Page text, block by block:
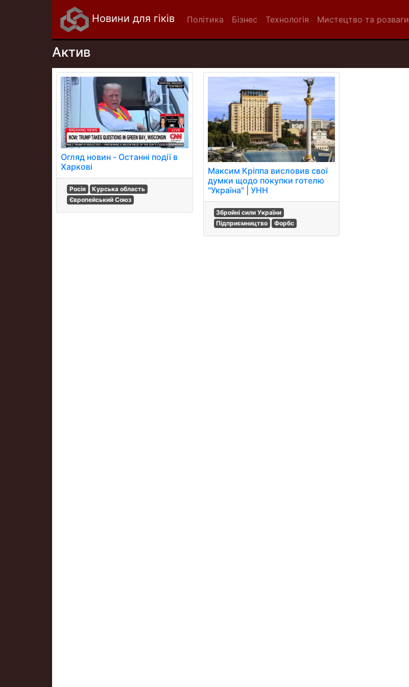
Новини для гіків Політика Бізнес Технологія Мистецтво та розваги
Актив
Огляд новин - Останні події в
Харкові
Росія
Курська область
Європейський Союз
Максим Кріппа висловив свої
думки щодо покупки готелю
"Україна" | УНН
Збройні сили України
Підприємництво
Форбс